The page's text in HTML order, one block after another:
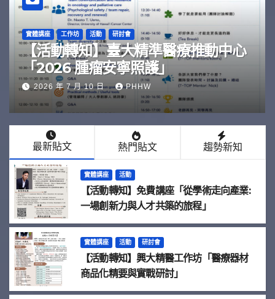
國際活動 實體講座 活動
【活動轉知】【大師專題演講｜
Clinical Translation of CLiP
Technology for Liver
Regeneration】
2026 年 6 月 29 日 PHHW
最新貼文 熱門貼文 趨勢新知
實體講座 活動
【活動轉知】免費講座「從學術走向產業:
⼀場創新力與⼈才共築的旅程」
實體講座 活動 研討會
【活動轉知】興大精醫工作坊「醫療器材
商品化精要與實戰研討」